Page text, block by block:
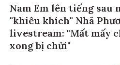
Nam Em lên tiếng sau
"khiêu khích" Nhã
livestream: "Mất mấy
xong bị chửi"